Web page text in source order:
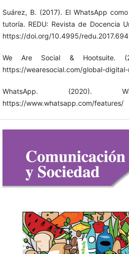
Suárez, B. (2017). El WhatsApp
tutoría. REDU: Revista de Docencia
https://doi.org/10.4995/
We Are Social & Hootsuite.
https://wearesocial.com/global-
WhatsApp. (2020).
https://www.whatsapp.com/features/